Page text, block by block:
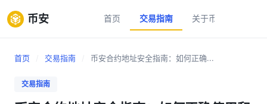
币安 首页 交易指南 关于币安
首页 交易指南 币安合约地址安全指南：如何正确...
交易指南